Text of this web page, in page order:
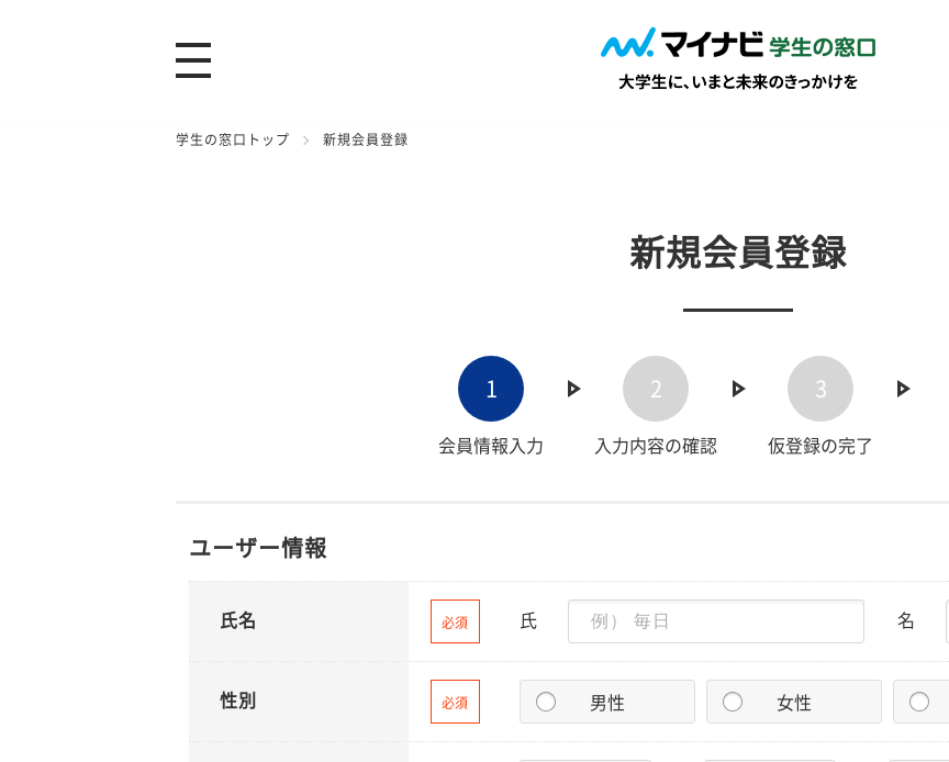
学生の窓口トップ 新規会員登録
新規会員登録
1
会員情報入力
2
入力内容の確認
3
仮登録の完了
ユーザー情報
氏名 必須 氏 名
性別 必須 男性 女性